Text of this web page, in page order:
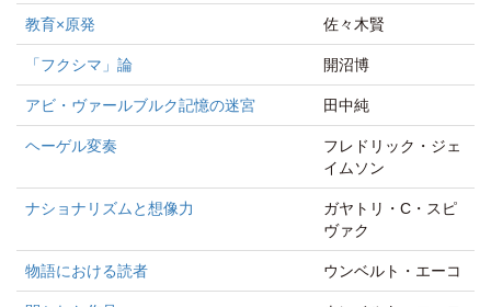
教育×原発 佐々木賢
「フクシマ」論 開沼博
アビ・ヴァールブルク記憶の迷宮 田中純
ヘーゲル変奏
フレドリック・ジェ
イムソン
ナショナリズムと想像力
ガヤトリ・C・スピ
ヴァク
物語における読者 ウンベルト・エーコ